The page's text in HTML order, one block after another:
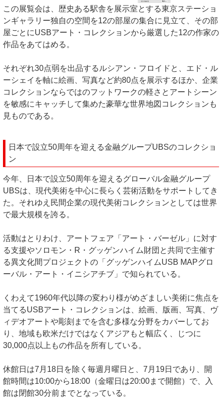
この展覧会は、歴史ある駅舎を展示室とする東京ステーショ
ンギャラリー独自の空間を12の部屋の集合に見立て、その部
屋ごとにUSBアート・コレクションから厳選した12の作家の
作品をあてはめる。
それぞれ30点弱を出品するルシアン・フロイドと、エド・ル
ーシェイを軸に絵画、写真など約80点を展示するほか、企業
コレクションならではのフットワークの軽さとアートシーン
を敏感にキャッチして集めた豪華な世界地図コレクションも
見ものである。
日本で設立50周年を迎える金融グループUBSのコレクショ
ン
今年、日本で設立50周年を迎えるグローバル金融グループ
UBSは、現代美術を中心に長らく芸術活動をサポートしてき
た。それゆえ民間企業の現代美術コレクションとしては世界
で最大規模を誇る。
活動はとりわけ、アートフェア「アート・バーゼル」に対す
る支援やソロモン・R・グッゲンハイム財団と共同で主催す
る異文化間プロジェクトの「グッゲンハイムUSB MAPグロ
ーバル・アート・イニシアチブ」で知られている。
くわえて1960年代以降の変わり様がめざましい美術に焦点を
当てるUSBアート・コレクションは、絵画、版画、写真、ヴ
ィデオアートや彫刻までを含む多様な分野をカバーしてお
り、地域も欧米だけではなくアジアもと幅広く、じつに
30,000点以上もの作品を所有している。
休館日は7月18日を除く毎週月曜日と、7月19日であり、開
館時間は10:00から18:00（金曜日は20:00まで開館）で、入
館は閉館30分前までとなっている。